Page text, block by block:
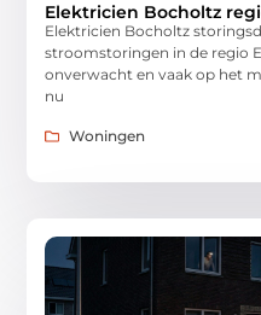
Elektricien Bocholtz
Elektricien Bocholtz
stroomstoringen in de regio
onverwacht en vaak op het
nu
Woningen